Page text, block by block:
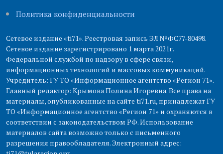
Политика конфиденциальности
Сетевое издание «ti71». Реестровая запись ЭЛ №ФС77-80498.
Сетевое издание зарегистрировано 1 марта 2021г.
Федеральной службой по надзору в сфере связи,
информационных технологий и массовых коммуникаций.
Учредитель: ГУ ТО «Информационное агентство «Регион 71».
Главный редактор: Крымова Полина Игоревна. Все права на
материалы, опубликованные на сайте ti71.ru, принадлежат ГУ
ТО «Информационное агентство «Регион 71» и охраняются в
соответствии с законодательством РФ. Использование
материалов сайта возможно только с письменного
разрешения правообладателя. Электронный адрес: